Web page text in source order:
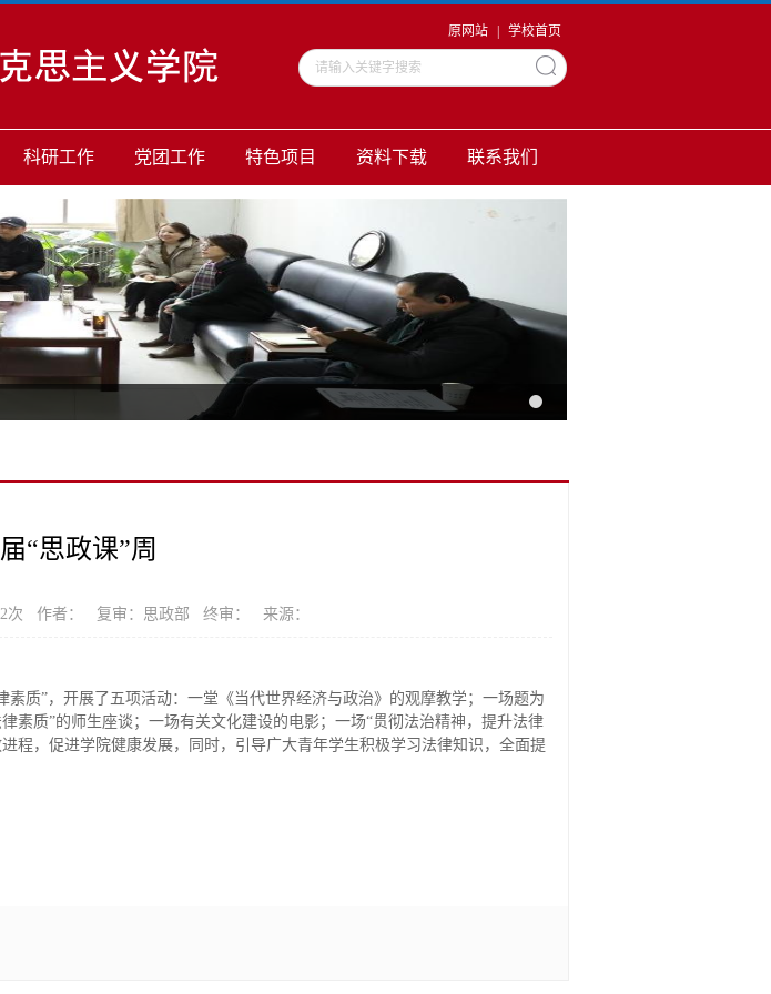
原网站 学校首页
科研工作 党团工作 特色项目 资料下载 联系我们
“思政课”周
次 作者： 复审：思政部 终审： 来源：
质”，开展了五项活动：一堂《当代世界经济与政治》的观摩教学；一场题为
素质”的师生座谈；一场有关文化建设的电影；一场“贯彻法治精神，提升法律
程，促进学院健康发展，同时，引导广大青年学生积极学习法律知识，全面提